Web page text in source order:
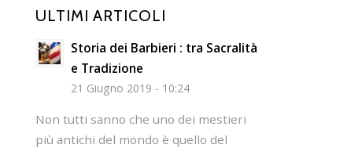
ULTIMI ARTICOLI
Storia dei Barbieri : tra Sacralità
e Tradizione
21 Giugno 2019 - 10:24
Non tutti sanno che uno dei mestieri
più antichi del mondo è quello del